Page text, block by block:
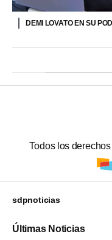
DEMI LOVATO EN SU
Todos los
sdpnoticias
Últimas Noticias